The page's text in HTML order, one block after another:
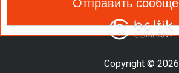
Copyright © 2026